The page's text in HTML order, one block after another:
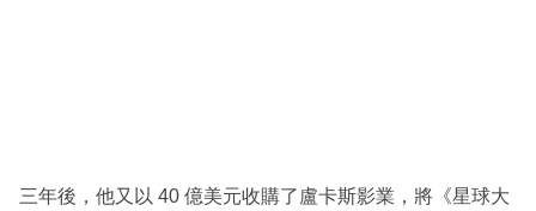
三年後，他又以 40 億美元收購了盧卡斯影業，將《星球大